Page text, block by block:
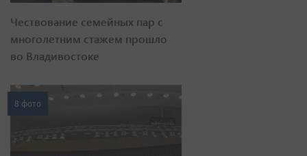
Чествование семейных пар с
многолетним стажем прошло
во Владивостоке
8 фото